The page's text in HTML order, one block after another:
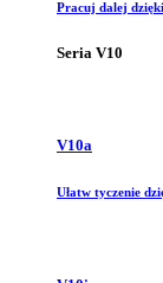
Pracuj dalej
Seria V10
V10a
Ułatw tyczenie